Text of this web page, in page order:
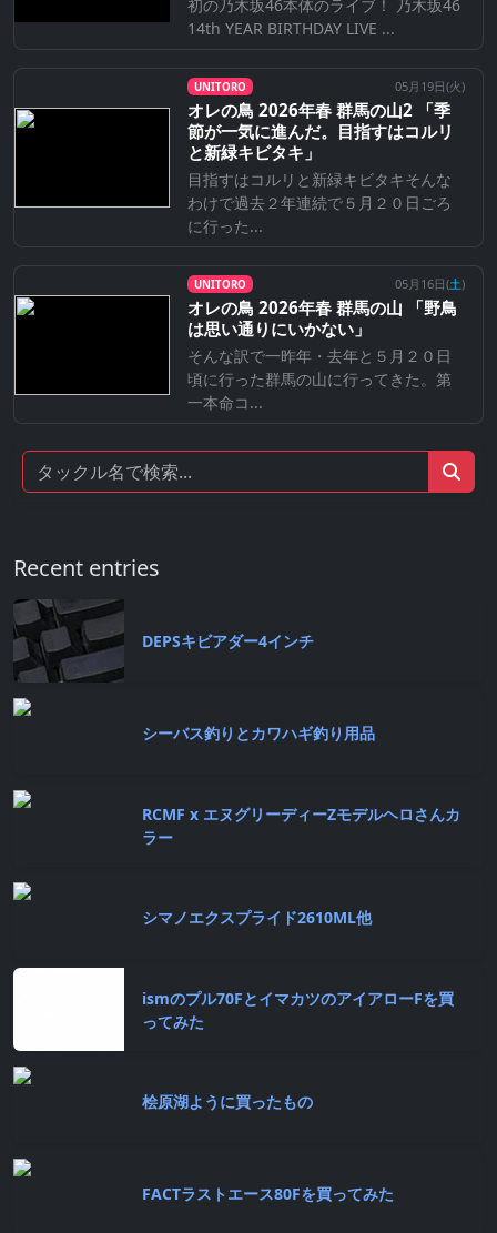
初の乃木坂46本体のライブ！ 乃木坂46
14th YEAR BIRTHDAY LIVE ...
UNITORO 05月19日(火)
オレの鳥 2026年春 群馬の山2 「季
節が一気に進んだ。目指すはコルリ
と新緑キビタキ」
目指すはコルリと新緑キビタキそんな
わけで過去２年連続で５月２０日ごろ
に行った...
UNITORO 05月16日(土)
オレの鳥 2026年春 群馬の山 「野鳥
は思い通りにいかない」
そんな訳で一昨年・去年と５月２０日
頃に行った群馬の山に行ってきた。第
一本命コ...
Recent entries
DEPSキビアダー4インチ
シーバス釣りとカワハギ釣り用品
RCMF x エヌグリーディーZモデルヘロさんカ
ラー
シマノエクスプライド2610ML他
ismのプル70FとイマカツのアイアローFを買
ってみた
桧原湖ように買ったもの
FACTラストエース80Fを買ってみた